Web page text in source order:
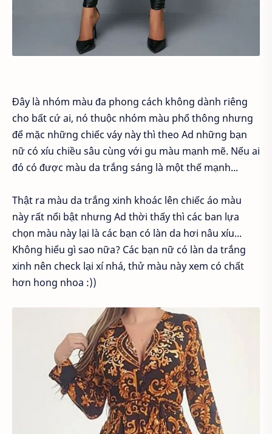
Đây là nhóm màu đa phong cách không dành riêng
cho bất cứ ai, nó thuộc nhóm màu phổ thông nhưng
để mặc những chiếc váy này thì theo Ad những bạn
nữ có xíu chiều sâu cùng với gu màu mạnh mẽ. Nếu ai
đó có được màu da trắng sáng là một thế mạnh...
Thật ra màu da trắng xinh khoác lên chiếc áo màu
này rất nổi bật nhưng Ad thời thấy thì các ban lựa
chọn màu này lại là các bạn có làn da hơi nâu xíu...
Không hiểu gì sao nữa? Các bạn nữ có làn da trắng
xinh nên check lại xí nhá, thử màu này xem có chất
hơn hong nhoa :))